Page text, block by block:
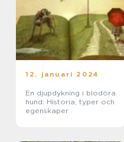
12. januari 2024
En djupdykning i blodöra
hund: Historia, typer och
egenskaper